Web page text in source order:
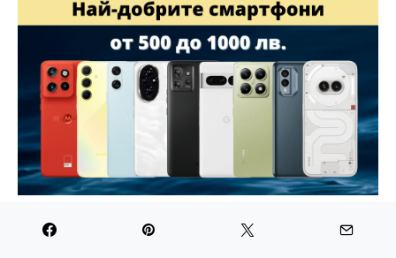
GALAXY A POCO REALME ТЕЛЕФОНИ